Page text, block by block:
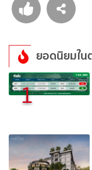
ยอดนิยมใ
1